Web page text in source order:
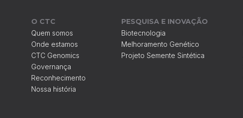
O CTC
Quem somos
Onde estamos
CTC Genomics
Governança
Reconhecimento
Nossa história
PESQUISA E INOVAÇÃO
Biotecnologia
Melhoramento Genético
Projeto Semente Sintética